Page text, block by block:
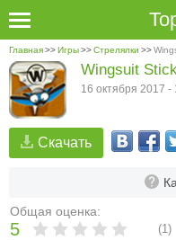
Главная>>Игры>>Стрелялки >>
Скачать
Общая оценка:
5 (1)
Wingsuit
16 октября 2017